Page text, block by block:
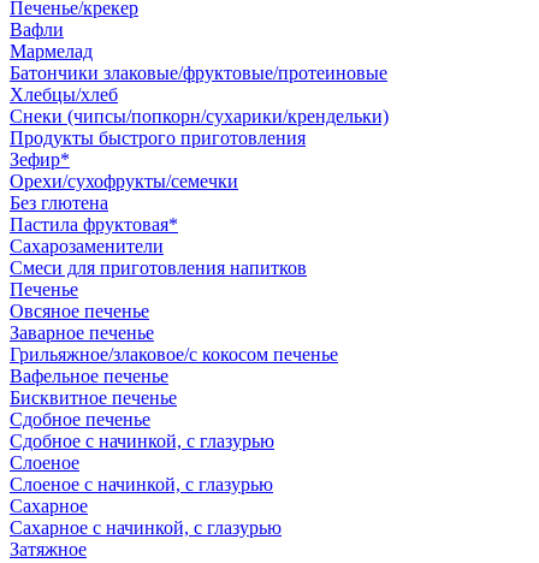
Печенье/крекер
Вафли
Мармелад
Батончики злаковые/фруктовые/протеиновые
Хлебцы/хлеб
Снеки (чипсы/попкорн/сухарики/крендельки)
Продукты быстрого приготовления
Зефир*
Орехи/сухофрукты/семечки
Без глютена
Пастила фруктовая*
Сахарозаменители
Смеси для приготовления напитков
Печенье
Овсяное печенье
Заварное печенье
Грильяжное/злаковое/с кокосом печенье
Вафельное печенье
Бисквитное печенье
Сдобное печенье
Сдобное с начинкой, с глазурью
Слоеное
Слоеное с начинкой, с глазурью
Сахарное
Сахарное с начинкой, с глазурью
Затяжное